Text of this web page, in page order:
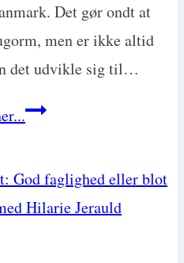
Det gør ondt at
men er ikke altid
det udvikle sig til…
Hugormebid
hund
og